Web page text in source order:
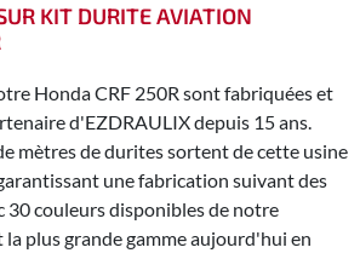
KIT DURITE AVIATION
Honda CRF 250R sont fabriquées et
d'EZDRAULIX depuis 15 ans.
mètres de durites sortent de cette usine
une fabrication suivant des
30 couleurs disponibles de notre
plus grande gamme aujourd'hui en